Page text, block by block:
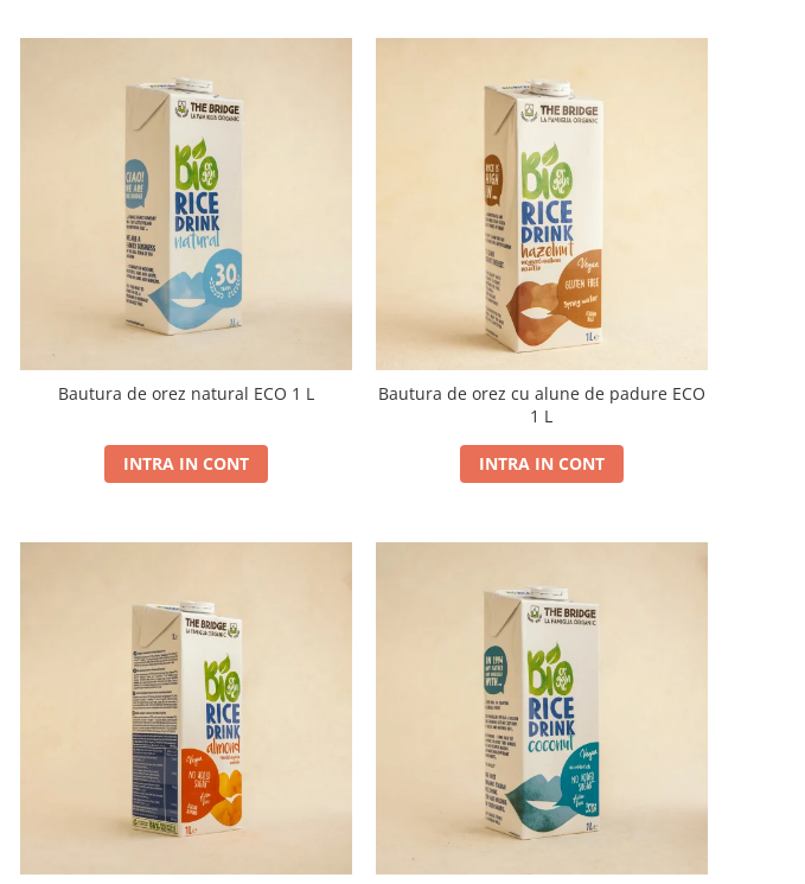
Bautura de orez natural ECO 1 L
INTRA IN CONT
Bautura de orez cu alune de padure ECO
1 L
INTRA IN CONT